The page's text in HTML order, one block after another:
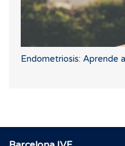
Endometriosis: Aprende